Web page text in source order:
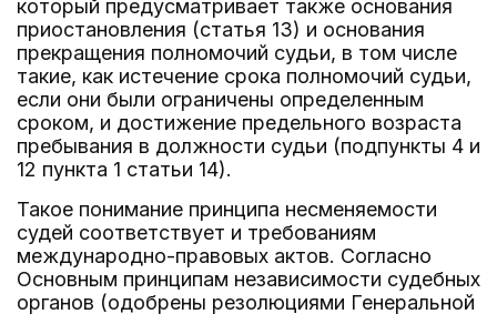
который предусматривает также основания
приостановления (статья 13) и основания
прекращения полномочий судьи, в том числе
такие, как истечение срока полномочий судьи,
если они были ограничены определенным
сроком, и достижение предельного возраста
пребывания в должности судьи (подпункты 4 и
12 пункта 1 статьи 14).
Такое понимание принципа несменяемости
судей соответствует и требованиям
международно-правовых актов. Согласно
Основным принципам независимости судебных
органов (одобрены резолюциями Генеральной